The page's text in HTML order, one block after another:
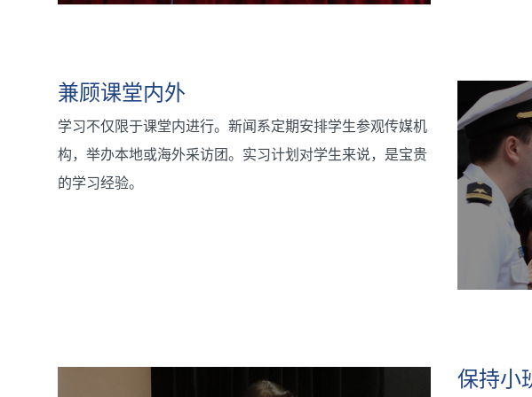
兼顾课堂内外
学习不仅限于课堂内进行。新闻系定期安排学生参观传媒机
构，举办本地或海外采访团。实习计划对学生来说，是宝贵
的学习经验。
保持小